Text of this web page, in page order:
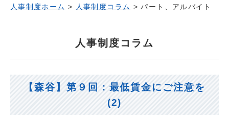
人事制度ホーム > 人事制度コラム >パート、アルバイト
人事制度コラム
【森谷】第９回：最低賃金にご注意を
(2)